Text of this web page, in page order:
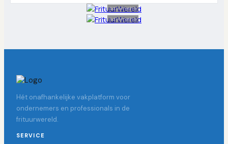
Advertentie
Advertentie
Hét onafhankelijke vakplatform voor
ondernemers en professionals in de
frituurwereld.
SERVICE